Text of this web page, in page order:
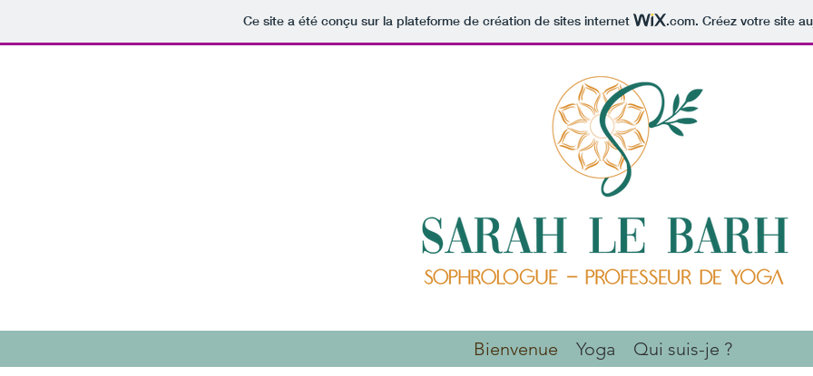
Ce site a été conçu sur la plateforme de création de sites internet .com. Créez votre site
Bienvenue Yoga Qui suis-je ?